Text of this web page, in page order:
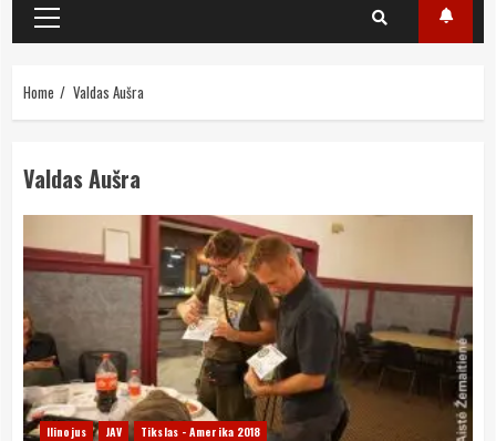
Primary
Menu
Home Valdas Aušra
Valdas Aušra
Ilinojus JAV Tikslas - Amerika 2018